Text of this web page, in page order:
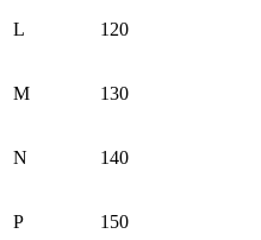
L 120
M 130
N 140
P 150